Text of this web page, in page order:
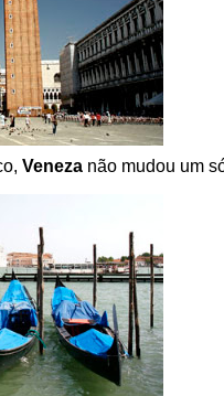
Veneza não mudou um